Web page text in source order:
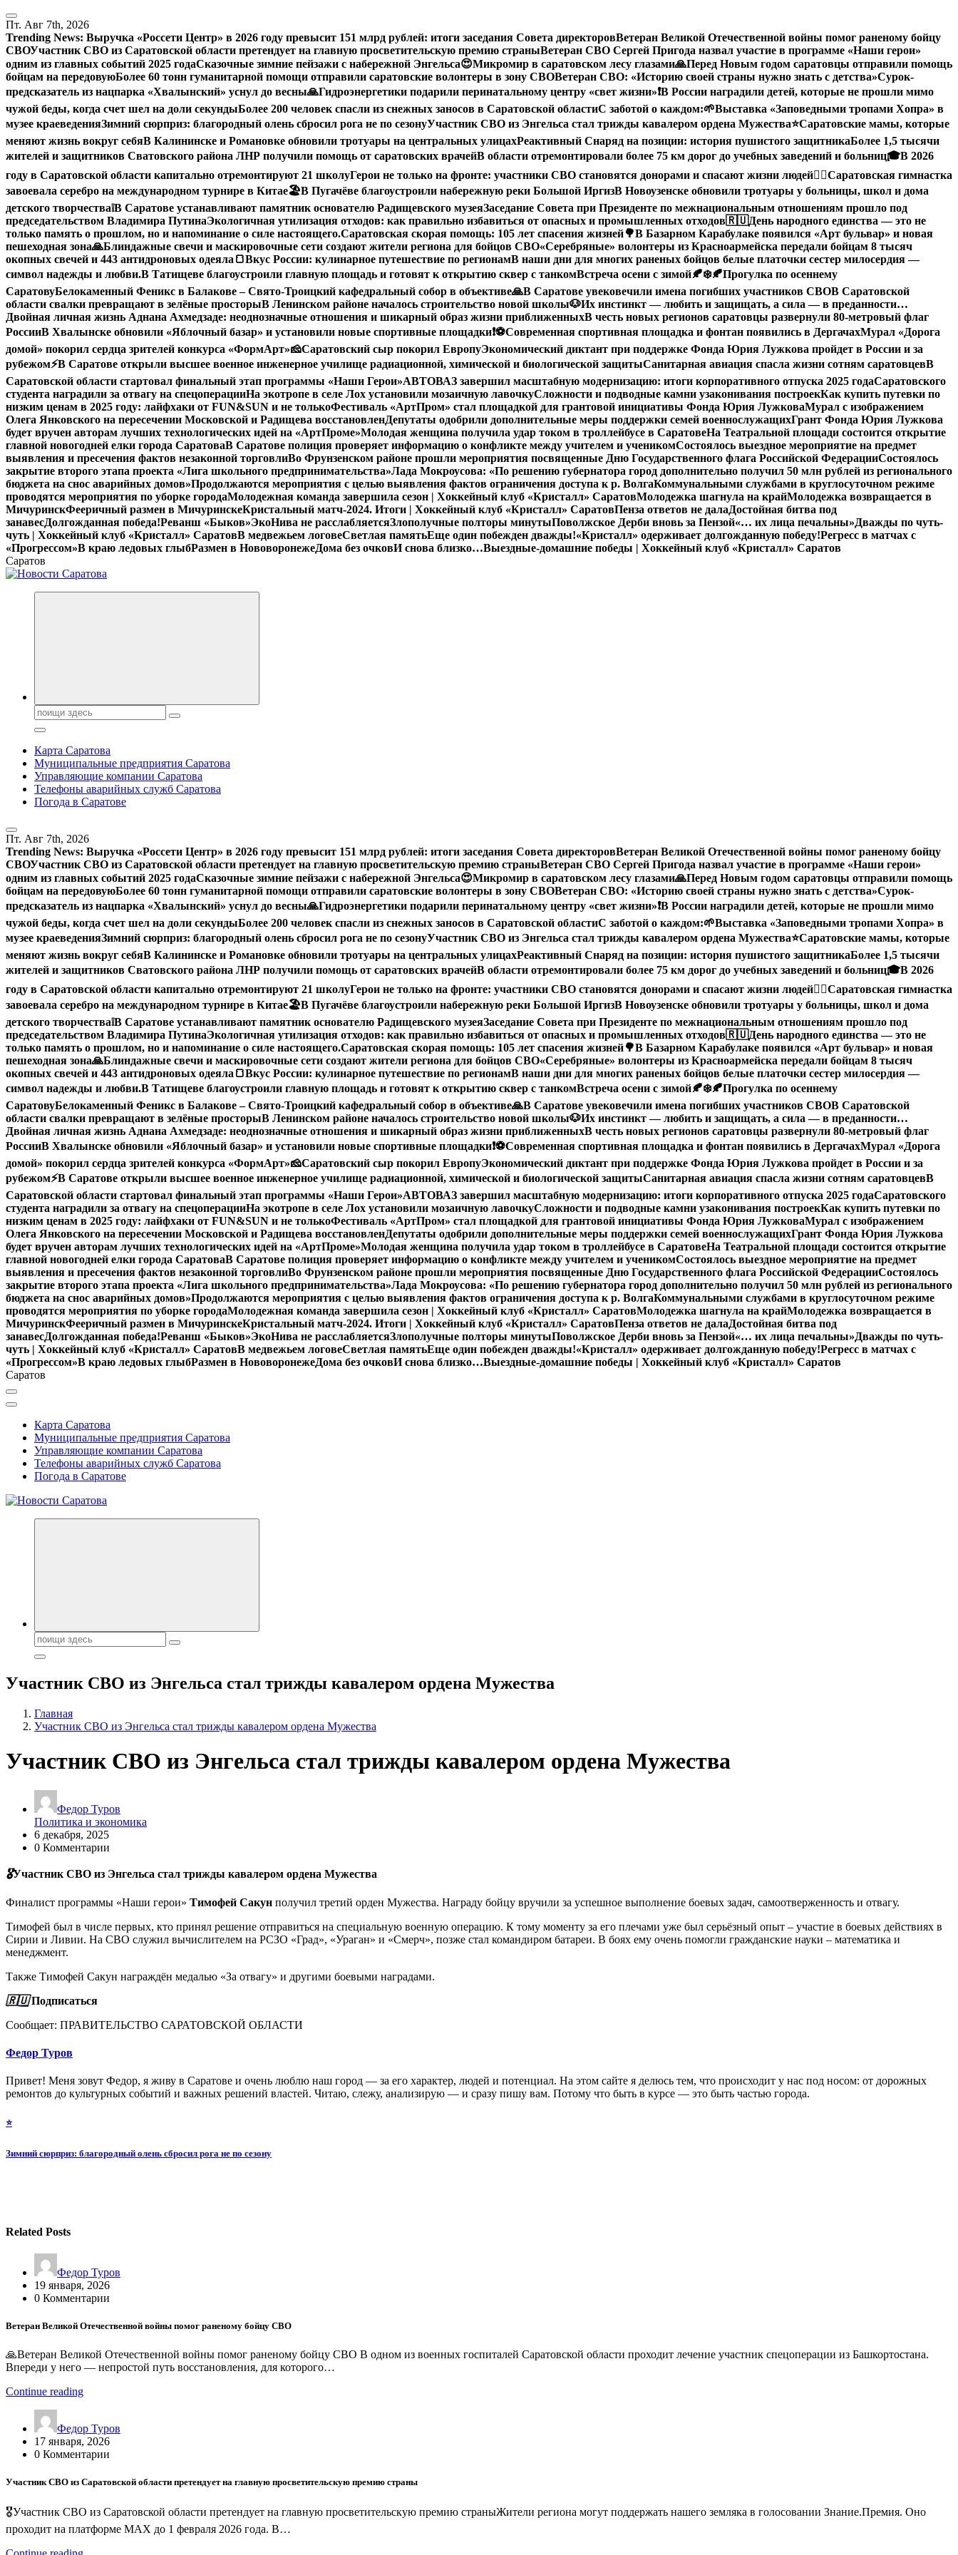
Перейти
к
содержанию
Пт. Авг 7th, 2026
Trending News: Выручка «Россети Центр» в 2026 году превысит 151 млрд рублей: итоги заседания Совета директоровВетеран Великой Отечественной войны помог раненому бойцу
СВОУчастник СВО из Саратовской области претендует на главную просветительскую премию страныВетеран СВО Сергей Пригода назвал участие в программе «Наши герои»
одним из главных событий 2025 годаСказочные зимние пейзажи с набережной Энгельса😍Микромир в саратовском лесу глазами🙏Перед Новым годом саратовцы отправили помощь
бойцам на передовуюБолее 60 тонн гуманитарной помощи отправили саратовские волонтеры в зону СВОВетеран СВО: «Историю своей страны нужно знать с детства»Сурок-
предсказатель из нацпарка «Хвалынский» уснул до весны🙏Гидроэнергетики подарили перинатальному центру «свет жизни»❗️В России наградили детей, которые не прошли мимо
чужой беды, когда счет шел на доли секундыБолее 200 человек спасли из снежных заносов в Саратовской областиС заботой о каждом:🌱Выставка «Заповедными тропами Хопра» в
музее краеведенияЗимний сюрприз: благородный олень сбросил рога не по сезонуУчастник СВО из Энгельса стал трижды кавалером ордена Мужества⭐️Саратовские мамы, которые
меняют жизнь вокруг себяВ Калининске и Романовке обновили тротуары на центральных улицахРеактивный Снаряд на позиции: история пушистого защитникаБолее 1,5 тысячи
жителей и защитников Сватовского района ЛНР получили помощь от саратовских врачейВ области отремонтировали более 75 км дорог до учебных заведений и больниц🎓В 2026
году в Саратовской области капитально отремонтируют 21 школуГерои не только на фронте: участники СВО становятся донорами и спасают жизни людей🤸‍♀️Саратовская гимнастка
завоевала серебро на международном турнире в Китае🏖В Пугачёве благоустроили набережную реки Большой ИргизВ Новоузенске обновили тротуары у больницы, школ и дома
детского творчества❕В Саратове устанавливают памятник основателю Радищевского музеяЗаседание Совета при Президенте по межнациональным отношениям прошло под
председательством Владимира ПутинаЭкологичная утилизация отходов: как правильно избавиться от опасных и промышленных отходов🇷🇺День народного единства — это не
только память о прошлом, но и напоминание о силе настоящего.Саратовская скорая помощь: 105 лет спасения жизней🌳В Базарном Карабулаке появился «Арт бульвар» и новая
пешеходная зона🙏Блиндажные свечи и маскировочные сети создают жители региона для бойцов СВО«Серебряные» волонтеры из Красноармейска передали бойцам 8 тысяч
окопных свечей и 443 антидроновых одеяла 🍞Вкус России: кулинарное путешествие по регионамВ наши дни для многих раненых бойцов белые платочки сестер милосердия —
символ надежды и любви.В Татищеве благоустроили главную площадь и готовят к открытию сквер с танкомВстреча осени с зимой🍂❄️🍂Прогулка по осеннему
СаратовуБелокаменный Феникс в Балакове – Свято-Троицкий кафедральный собор в объективе🙏В Саратове увековечили имена погибших участников СВОВ Саратовской
области свалки превращают в зелёные просторыВ Ленинском районе началось строительство новой школы🐶Их инстинкт — любить и защищать, а сила — в преданности…
Двойная личная жизнь Аднана Ахмедзаде: неоднозначные отношения и шикарный образ жизни приближенныхВ честь новых регионов саратовцы развернули 80-метровый флаг
РоссииВ Хвалынске обновили «Яблочный базар» и установили новые спортивные площадки❗️⚽️Современная спортивная площадка и фонтан появились в ДергачахМурал «Дорога
домой» покорил сердца зрителей конкурса «ФормАрт»🧀Саратовский сыр покорил ЕвропуЭкономический диктант при поддержке Фонда Юрия Лужкова пройдет в России и за
рубежом⚡️В Саратове открыли высшее военное инженерное училище радиационной, химической и биологической защитыСанитарная авиация спасла жизни сотням саратовцевВ
Саратовской области стартовал финальный этап программы «Наши Герои»АВТОВАЗ завершил масштабную модернизацию: итоги корпоративного отпуска 2025 годаСаратовского
студента наградили за отвагу на спецоперацииНа экотропе в селе Лох установили мозаичную лавочкуСложности и подводные камни узаконивания построекКак купить путевки по
низким ценам в 2025 году: лайфхаки от FUN&SUN и не толькоФестиваль «АртПром» стал площадкой для грантовой инициативы Фонда Юрия ЛужковаМурал с изображением
Олега Янковского на пересечении Московской и Радищева восстановленДепутаты одобрили дополнительные меры поддержки семей военнослужащихГрант Фонда Юрия Лужкова
будет вручен авторам лучших технологических идей на «АртПроме»Молодая женщина получила удар током в троллейбусе в СаратовеНа Театральной площади состоится открытие
главной новогодней елки города СаратоваВ Саратове полиция проверяет информацию о конфликте между учителем и ученикомСостоялось выездное мероприятие на предмет
выявления и пресечения фактов незаконной торговлиВо Фрунзенском районе прошли мероприятия посвященные Дню Государственного флага Российской ФедерацииСостоялось
закрытие второго этапа проекта «Лига школьного предпринимательства»Лада Мокроусова: «По решению губернатора город дополнительно получил 50 млн рублей из регионального
бюджета на снос аварийных домов»Продолжаются мероприятия с целью выявления фактов ограничения доступа к р. ВолгаКоммунальными службами в круглосуточном режиме
проводятся мероприятия по уборке городаМолодежная команда завершила сезон | Хоккейный клуб «Кристалл» СаратовМолодежка шагнула на крайМолодежка возвращается в
МичуринскФееричный размен в МичуринскеКристальный матч-2024. Итоги | Хоккейный клуб «Кристалл» СаратовПенза ответов не далаДостойная битва под
занавесДолгожданная победа!Реванш «Быков»ЭкоНива не расслабляетсяЗлополучные полторы минутыПоволжское Дерби вновь за Пензой«… их лица печальны»Дважды по чуть-
чуть | Хоккейный клуб «Кристалл» СаратовВ медвежьем логовеСветлая памятьЕще один побежден дважды!«Кристалл» одерживает долгожданную победу!Регресс в матчах с
«Прогрессом»В краю ледовых глыбРазмен в НововоронежеДома без очковИ снова близко…Выездные-домашние победы | Хоккейный клуб «Кристалл» Саратов
Саратов
Поиск:
Карта Саратова
Муниципальные предприятия Саратова
Управляющие компании Саратова
Телефоны аварийных служб Саратова
Погода в Саратове
Пт. Авг 7th, 2026
Trending News: Выручка «Россети Центр» в 2026 году превысит 151 млрд рублей: итоги заседания Совета директоровВетеран Великой Отечественной войны помог раненому бойцу
СВОУчастник СВО из Саратовской области претендует на главную просветительскую премию страныВетеран СВО Сергей Пригода назвал участие в программе «Наши герои»
одним из главных событий 2025 годаСказочные зимние пейзажи с набережной Энгельса😍Микромир в саратовском лесу глазами🙏Перед Новым годом саратовцы отправили помощь
бойцам на передовуюБолее 60 тонн гуманитарной помощи отправили саратовские волонтеры в зону СВОВетеран СВО: «Историю своей страны нужно знать с детства»Сурок-
предсказатель из нацпарка «Хвалынский» уснул до весны🙏Гидроэнергетики подарили перинатальному центру «свет жизни»❗️В России наградили детей, которые не прошли мимо
чужой беды, когда счет шел на доли секундыБолее 200 человек спасли из снежных заносов в Саратовской областиС заботой о каждом:🌱Выставка «Заповедными тропами Хопра» в
музее краеведенияЗимний сюрприз: благородный олень сбросил рога не по сезонуУчастник СВО из Энгельса стал трижды кавалером ордена Мужества⭐️Саратовские мамы, которые
меняют жизнь вокруг себяВ Калининске и Романовке обновили тротуары на центральных улицахРеактивный Снаряд на позиции: история пушистого защитникаБолее 1,5 тысячи
жителей и защитников Сватовского района ЛНР получили помощь от саратовских врачейВ области отремонтировали более 75 км дорог до учебных заведений и больниц🎓В 2026
году в Саратовской области капитально отремонтируют 21 школуГерои не только на фронте: участники СВО становятся донорами и спасают жизни людей🤸‍♀️Саратовская гимнастка
завоевала серебро на международном турнире в Китае🏖В Пугачёве благоустроили набережную реки Большой ИргизВ Новоузенске обновили тротуары у больницы, школ и дома
детского творчества❕В Саратове устанавливают памятник основателю Радищевского музеяЗаседание Совета при Президенте по межнациональным отношениям прошло под
председательством Владимира ПутинаЭкологичная утилизация отходов: как правильно избавиться от опасных и промышленных отходов🇷🇺День народного единства — это не
только память о прошлом, но и напоминание о силе настоящего.Саратовская скорая помощь: 105 лет спасения жизней🌳В Базарном Карабулаке появился «Арт бульвар» и новая
пешеходная зона🙏Блиндажные свечи и маскировочные сети создают жители региона для бойцов СВО«Серебряные» волонтеры из Красноармейска передали бойцам 8 тысяч
окопных свечей и 443 антидроновых одеяла 🍞Вкус России: кулинарное путешествие по регионамВ наши дни для многих раненых бойцов белые платочки сестер милосердия —
символ надежды и любви.В Татищеве благоустроили главную площадь и готовят к открытию сквер с танкомВстреча осени с зимой🍂❄️🍂Прогулка по осеннему
СаратовуБелокаменный Феникс в Балакове – Свято-Троицкий кафедральный собор в объективе🙏В Саратове увековечили имена погибших участников СВОВ Саратовской
области свалки превращают в зелёные просторыВ Ленинском районе началось строительство новой школы🐶Их инстинкт — любить и защищать, а сила — в преданности…
Двойная личная жизнь Аднана Ахмедзаде: неоднозначные отношения и шикарный образ жизни приближенныхВ честь новых регионов саратовцы развернули 80-метровый флаг
РоссииВ Хвалынске обновили «Яблочный базар» и установили новые спортивные площадки❗️⚽️Современная спортивная площадка и фонтан появились в ДергачахМурал «Дорога
домой» покорил сердца зрителей конкурса «ФормАрт»🧀Саратовский сыр покорил ЕвропуЭкономический диктант при поддержке Фонда Юрия Лужкова пройдет в России и за
рубежом⚡️В Саратове открыли высшее военное инженерное училище радиационной, химической и биологической защитыСанитарная авиация спасла жизни сотням саратовцевВ
Саратовской области стартовал финальный этап программы «Наши Герои»АВТОВАЗ завершил масштабную модернизацию: итоги корпоративного отпуска 2025 годаСаратовского
студента наградили за отвагу на спецоперацииНа экотропе в селе Лох установили мозаичную лавочкуСложности и подводные камни узаконивания построекКак купить путевки по
низким ценам в 2025 году: лайфхаки от FUN&SUN и не толькоФестиваль «АртПром» стал площадкой для грантовой инициативы Фонда Юрия ЛужковаМурал с изображением
Олега Янковского на пересечении Московской и Радищева восстановленДепутаты одобрили дополнительные меры поддержки семей военнослужащихГрант Фонда Юрия Лужкова
будет вручен авторам лучших технологических идей на «АртПроме»Молодая женщина получила удар током в троллейбусе в СаратовеНа Театральной площади состоится открытие
главной новогодней елки города СаратоваВ Саратове полиция проверяет информацию о конфликте между учителем и ученикомСостоялось выездное мероприятие на предмет
выявления и пресечения фактов незаконной торговлиВо Фрунзенском районе прошли мероприятия посвященные Дню Государственного флага Российской ФедерацииСостоялось
закрытие второго этапа проекта «Лига школьного предпринимательства»Лада Мокроусова: «По решению губернатора город дополнительно получил 50 млн рублей из регионального
бюджета на снос аварийных домов»Продолжаются мероприятия с целью выявления фактов ограничения доступа к р. ВолгаКоммунальными службами в круглосуточном режиме
проводятся мероприятия по уборке городаМолодежная команда завершила сезон | Хоккейный клуб «Кристалл» СаратовМолодежка шагнула на крайМолодежка возвращается в
МичуринскФееричный размен в МичуринскеКристальный матч-2024. Итоги | Хоккейный клуб «Кристалл» СаратовПенза ответов не далаДостойная битва под
занавесДолгожданная победа!Реванш «Быков»ЭкоНива не расслабляетсяЗлополучные полторы минутыПоволжское Дерби вновь за Пензой«… их лица печальны»Дважды по чуть-
чуть | Хоккейный клуб «Кристалл» СаратовВ медвежьем логовеСветлая памятьЕще один побежден дважды!«Кристалл» одерживает долгожданную победу!Регресс в матчах с
«Прогрессом»В краю ледовых глыбРазмен в НововоронежеДома без очковИ снова близко…Выездные-домашние победы | Хоккейный клуб «Кристалл» Саратов
Саратов
Карта Саратова
Муниципальные предприятия Саратова
Управляющие компании Саратова
Телефоны аварийных служб Саратова
Погода в Саратове
Поиск:
Участник СВО из Энгельса стал трижды кавалером ордена Мужества
Главная
Участник СВО из Энгельса стал трижды кавалером ордена Мужества
Участник СВО из Энгельса стал трижды кавалером ордена Мужества
Федор Туров
Политика и экономика
6 декабря, 2025
0 Комментарии
🎖️Участник СВО из Энгельса стал трижды кавалером ордена Мужества
Финалист программы «Наши герои» Тимофей Сакун получил третий орден Мужества. Награду бойцу вручили за успешное выполнение боевых задач, самоотверженность и отвагу.
Тимофей был в числе первых, кто принял решение отправиться на специальную военную операцию. К тому моменту за его плечами уже был серьёзный опыт – участие в боевых действиях в
Сирии и Ливии. На СВО служил вычислителем на РСЗО «Град», «Ураган» и «Смерч», позже стал командиром батареи. В боях ему очень помогли гражданские науки – математика и
менеджмент.
Также Тимофей Сакун награждён медалью «За отвагу» и другими боевыми наградами.
🇷🇺 Подписаться
Сообщает: ПРАВИТЕЛЬСТВО САРАТОВСКОЙ ОБЛАСТИ
Федор Туров
Привет! Меня зовут Федор, я живу в Саратове и очень люблю наш город — за его характер, людей и потенциал. На этом сайте я делюсь тем, что происходит у нас под носом: от дорожных
ремонтов до культурных событий и важных решений властей. Читаю, слежу, анализирую — и сразу пишу вам. Потому что быть в курсе — это быть частью города.
Навигация
записям
⭐️
Зимний сюрприз: благородный олень сбросил рога не по сезону
Related Posts
Федор Туров
19 января, 2026
0 Комментарии
Ветеран Великой Отечественной войны помог раненому бойцу СВО
🙏Ветеран Великой Отечественной войны помог раненому бойцу СВО В одном из военных госпиталей Саратовской области проходит лечение участник спецоперации из Башкортостана.
Впереди у него — непростой путь восстановления, для которого…
Continue reading
Федор Туров
17 января, 2026
0 Комментарии
Участник СВО из Саратовской области претендует на главную просветительскую премию страны
🎖Участник СВО из Саратовской области претендует на главную просветительскую премию страныЖители региона могут поддержать нашего земляка в голосовании Знание.Премия. Оно
проходит на платформе MAX до 1 февраля 2026 года. В…